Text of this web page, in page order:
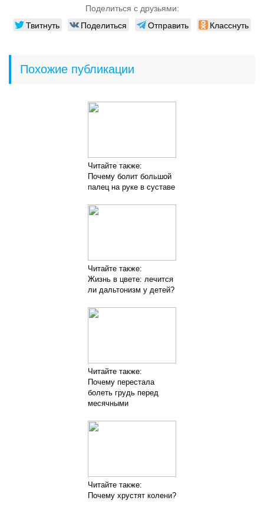
Поделиться с друзьями:
Твитнуть Поделиться Отправить Класснуть
Похожие публикации
Читайте также:
Почему болит большой
палец на руке в суставе
Читайте также:
Жизнь в цвете: лечится
ли дальтонизм у детей?
Читайте также:
Почему перестала
болеть грудь перед
месячными
Читайте также:
Почему хрустят колени?